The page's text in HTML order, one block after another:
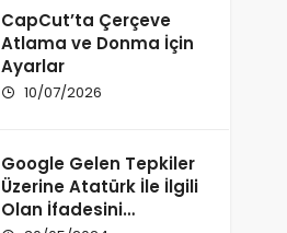
CapCut’ta Çerçeve
Atlama ve Donma İçin
Ayarlar
10/07/2026
Google Gelen Tepkiler
Üzerine Atatürk İle İlgili
Olan İfadesini